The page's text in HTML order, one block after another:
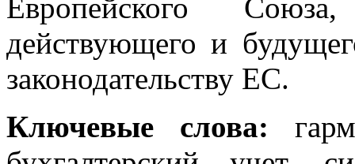
Европейского
действующего и
законодательству ЕС.
Ключевые слова: